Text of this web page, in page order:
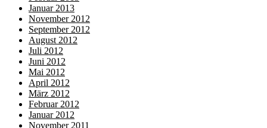
Januar 2013
November 2012
September 2012
August 2012
Juli 2012
Juni 2012
Mai 2012
April 2012
März 2012
Februar 2012
Januar 2012
November 2011